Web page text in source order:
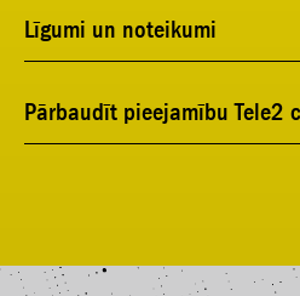
Līgumi un noteikumi
Pārbaudīt pieejamību Tele2